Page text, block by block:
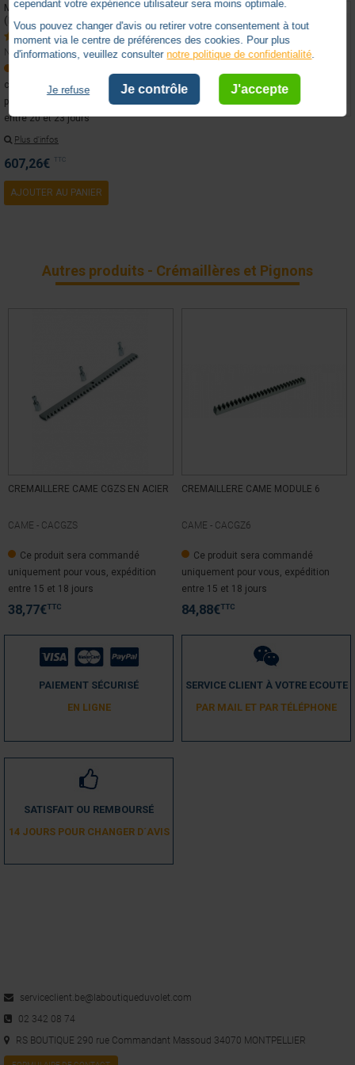
MOTEUR PORTAIL COULISSANT NICE ROBUS 400
(RB400)
0 avis
NICE - NIRB400
commandé uniquement
pour vous, expédition
entre 20 et 23 jours
Plus d'infos
607,26€ TTC
AJOUTER AU PANIER
Autres produits - Crémaillères et Pignons
CREMAILLERE CAME CGZS EN ACIER
CAME - CACGZS
Ce produit sera commandé
uniquement pour vous, expédition
entre 15 et 18 jours
38,77€TTC
CREMAILLERE CAME MODULE 6
CAME - CACGZ6
Ce produit sera commandé
uniquement pour vous, expédition
entre 15 et 18 jours
84,88€TTC
PAIEMENT SÉCURISÉ
EN LIGNE
SERVICE CLIENT À VOTRE ECOUTE
PAR MAIL ET PAR TÉLÉPHONE
SATISFAIT OU REMBOURSÉ
14 JOURS POUR CHANGER D´AVIS
serviceclient.be@laboutiqueduvolet.com
02 342 08 74
RS BOUTIQUE 290 rue Commandant Massoud 34070 MONTPELLIER
cependant votre expérience utilisateur sera moins optimale.
Vous pouvez changer d'avis ou retirer votre consentement à tout
moment via le centre de préférences des cookies. Pour plus
d'informations, veuillez consulter notre politique de confidentialité.
Je refuse Je contrôle J'accepte